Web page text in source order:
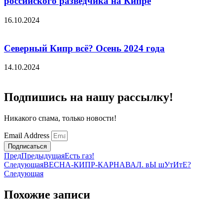
16.10.2024
Северный Кипр всё? Осень 2024 года
14.10.2024
Подпишись на нашу рассылку!
Никакого спама, только новости!
Email Address
Подписаться
ПредПредыдущаяЕсть газ!
СледующаяВЕСНА-КИПР-КАРНАВАЛ. вЫ шУтИтЕ?
Следующая
Похожие записи